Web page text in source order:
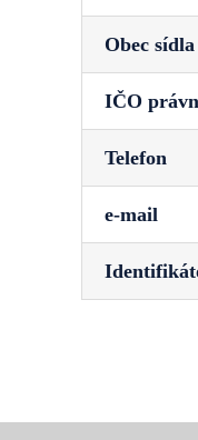
Obec
IČO
Telefon
e-mail